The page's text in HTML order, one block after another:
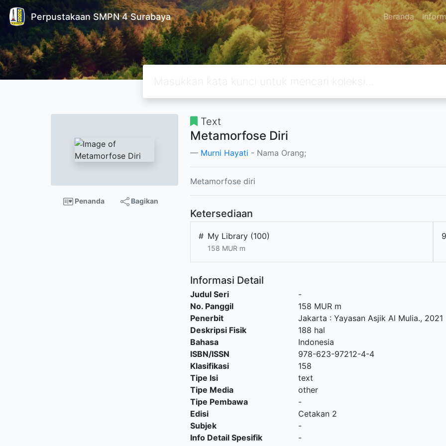
Perpustakaan SMPN 4 Surabaya Beranda
Penanda Bagikan
Text
Metamorfose Diri
Murni Hayati - Nama Orang;
Metamorfose diri
Ketersediaan
# My Library (100)
158 MUR m
Informasi Detail
Judul Seri
-
No. Panggil
158 MUR m
Penerbit
Jakarta : Yayasan Asjik Al Mulia., 2021
Deskripsi Fisik
188 hal
Bahasa
Indonesia
ISBN/ISSN
978-623-97212-4-4
Klasifikasi
158
Tipe Isi
text
Tipe Media
other
Tipe Pembawa
-
Edisi
Cetakan 2
Subjek
-
Info Detail Spesifik
-